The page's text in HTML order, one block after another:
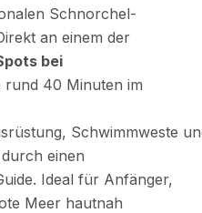
Schnorchel-
an einem der
bei
rund 40 Minuten im
Schwimmweste
einen
Ideal für Anfänger,
Meer hautnah